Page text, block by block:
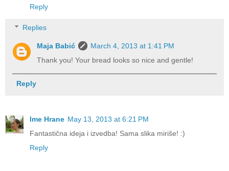
Reply
Replies
Maja Babić
March 4, 2013 at 1:41 PM
Thank you! Your bread looks so nice and gentle!
Reply
Ime Hrane May 13, 2013 at 6:21 PM
Fantastična ideja i izvedba! Sama slika miriše! :)
Reply